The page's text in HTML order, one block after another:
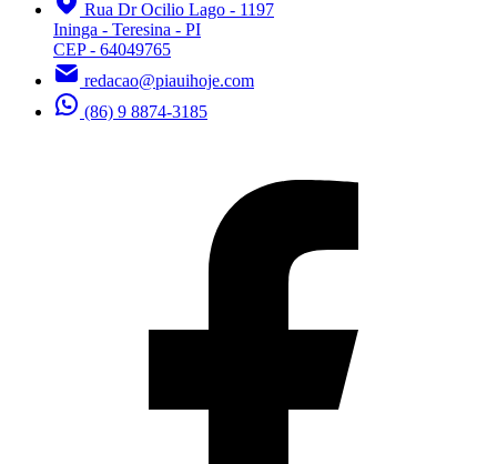
Rua Dr Ocilio Lago - 1197
Ininga - Teresina - PI
CEP - 64049765
redacao@piauihoje.com
(86) 9 8874-3185